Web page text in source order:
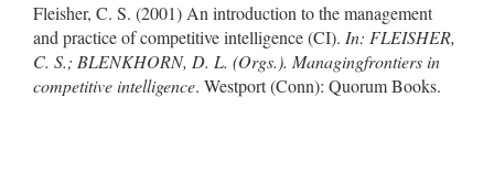
Fleisher, C. S. (2001) An introduction to the management
and practice of competitive intelligence (CI). In: FLEISHER,
C. S.; BLENKHORN, D. L. (Orgs.). Managingfrontiers in
competitive intelligence. Westport (Conn): Quorum Books.